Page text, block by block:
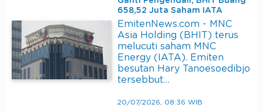
658,52 Juta Saham IATA
EmitenNews.com - MNC
Asia Holding (BHIT) terus
melucuti saham MNC
Energy (IATA). Emiten
besutan Hary Tanoesoedibjo
tersebbut…
20/07/2026, 08:36 WIB